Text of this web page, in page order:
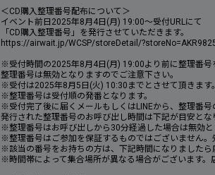
＜CD購入整理番号配布について＞
イベント前日2025年8月4日(月) 19:00～受付URLにて
「CD購入整理番号」を発行させていただきます。
https://airwait.jp/WCSP/storeDetail/
※受付時間の2025年8月4日(月) 19:00より前に整理番号
整理番号は無効となりますのでご注意下さい。
※受付は2025年8月5日(火) 10:30までとさせて頂きます
※整理番号は受付順の発番となります。
※受付完了後に届くメールもしくはLINEから、整理番
発行された整理番号のお呼び出し時間は下記が目安とな
※整理番号はお呼び出しから30分経過した場合は無効
※整理番号はご参加を保証するものではございません。
※該当の番号をお持ちの方は、下記時間になりましたら
※時間帯によって集合場所が異なる場合がございます。